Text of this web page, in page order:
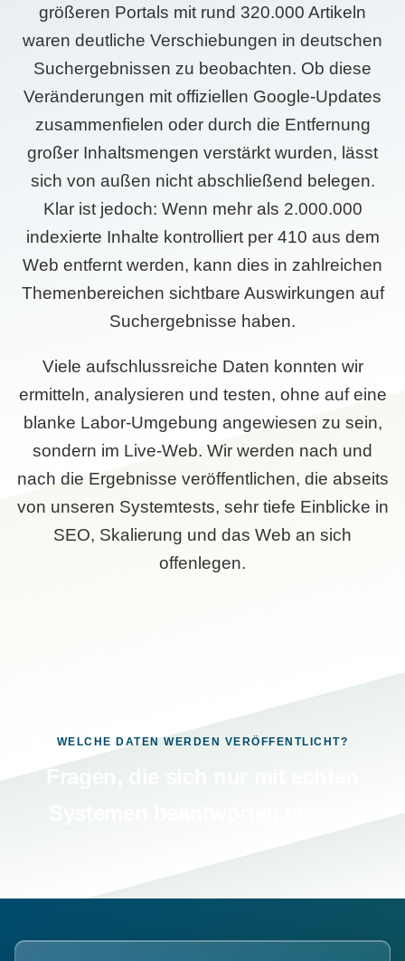
größeren Portals mit rund 320.000 Artikeln
waren deutliche Verschiebungen in deutschen
Suchergebnissen zu beobachten. Ob diese
Veränderungen mit offiziellen Google-Updates
zusammenfielen oder durch die Entfernung
großer Inhaltsmengen verstärkt wurden, lässt
sich von außen nicht abschließend belegen.
Klar ist jedoch: Wenn mehr als 2.000.000
indexierte Inhalte kontrolliert per 410 aus dem
Web entfernt werden, kann dies in zahlreichen
Themenbereichen sichtbare Auswirkungen auf
Suchergebnisse haben.
Viele aufschlussreiche Daten konnten wir
ermitteln, analysieren und testen, ohne auf eine
blanke Labor-Umgebung angewiesen zu sein,
sondern im Live-Web. Wir werden nach und
nach die Ergebnisse veröffentlichen, die abseits
von unseren Systemtests, sehr tiefe Einblicke in
SEO, Skalierung und das Web an sich
offenlegen.
WELCHE DATEN WERDEN VERÖFFENTLICHT?